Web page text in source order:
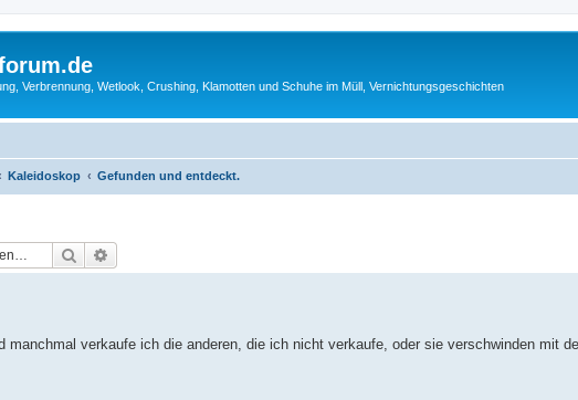
Verbrennung, Wetlook, Crushing, Klamotten und Schuhe im Müll, Vernichtungsgeschichten
Kaleidoskop Gefunden und entdeckt.
Suche
manchmal verkaufe ich die anderen, die ich nicht verkaufe, oder sie verschwinden mit